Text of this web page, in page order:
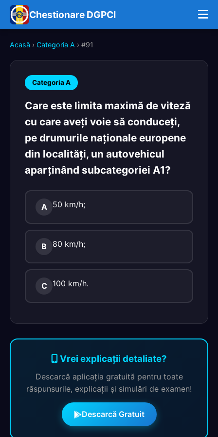
Chestionare DGPCI
Acasă › Categoria A › #91
Categoria A
Care este limita maximă de viteză
cu care aveţi voie să conduceţi,
pe drumurile naţionale europene
din localităţi, un autovehicul
aparţinând subcategoriei A1?
A 50 km/h;
B 80 km/h;
C 100 km/h.
Vrei explicații detaliate?
Descarcă aplicația gratuită pentru toate
răspunsurile, explicații și simulări de examen!
Descarcă Gratuit